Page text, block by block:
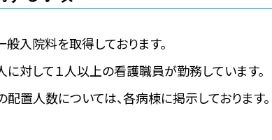
入院料を取得しております。
に対して１人以上の看護職員が勤務しています。
置人数については、各病棟に掲示しております。